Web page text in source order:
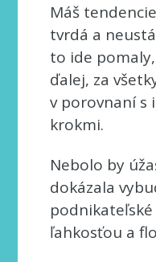
Máš
tvrdá a
to ide
ďalej, za
v porovnaní s
krokmi.
Nebolo by
dokázala
ľahkosťou a